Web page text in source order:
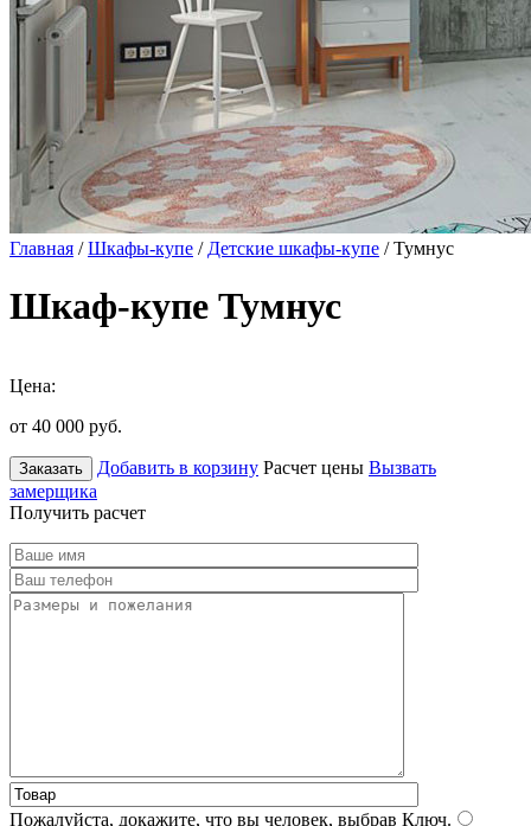
Главная /Шкафы-купе / Детские шкафы-купе / Тумнус
Шкаф-купе Тумнус
Цена:
от 40 000 руб.
Заказать Добавить в корзину Расчет цены Вызвать
замерщика
Получить расчет
Пожалуйста, докажите, что вы человек, выбрав Ключ.